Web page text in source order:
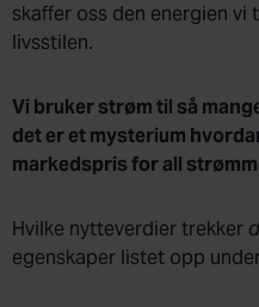
skaffer oss den energien
livsstilen.
Vi bruker strøm til så
det er et mysterium
markedspris for all
Hvilke nytteverdier trekker
egenskaper listet opp